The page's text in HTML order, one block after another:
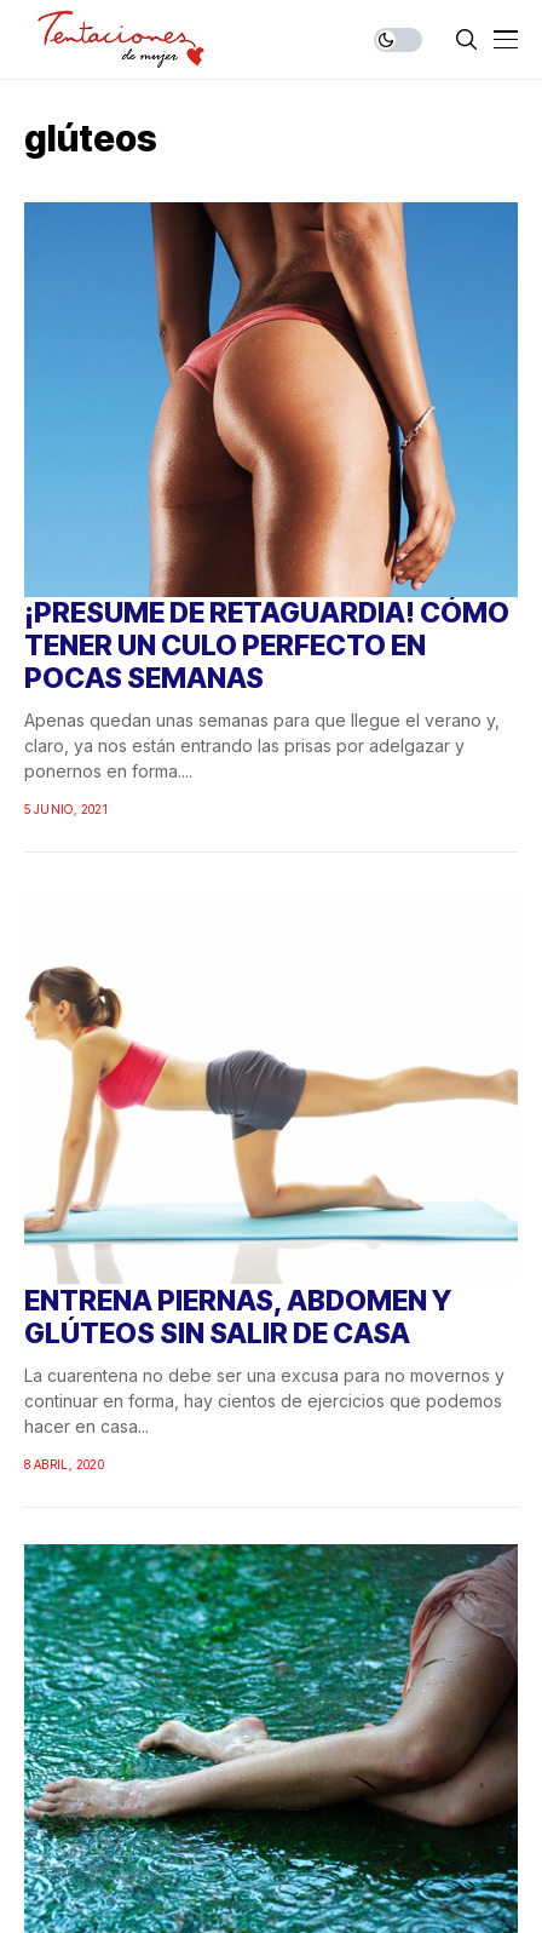
glúteos
¡PRESUME DE RETAGUARDIA! CÓMO
TENER UN CULO PERFECTO EN
POCAS SEMANAS
Apenas quedan unas semanas para que llegue el verano y,
claro, ya nos están entrando las prisas por adelgazar y
ponernos en forma....
5 JUNIO, 2021
ENTRENA PIERNAS, ABDOMEN Y
GLÚTEOS SIN SALIR DE CASA
La cuarentena no debe ser una excusa para no movernos y
continuar en forma, hay cientos de ejercicios que podemos
hacer en casa...
8 ABRIL, 2020